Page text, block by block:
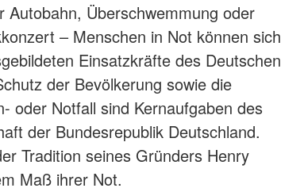
Überschwemmung oder
– Menschen in Not können sich
Einsatzkräfte des Deutschen
der Bevölkerung sowie die
oder Notfall sind Kernaufgaben des
der Bundesrepublik Deutschland.
Tradition seines Gründers Henry
Maß ihrer Not.